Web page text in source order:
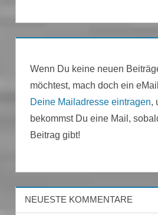
Wenn Du keine neuen
möchtest, mach doch ein
Deine Mailadresse eintragen,
bekommst Du eine Mail,
Beitrag gibt!
NEUESTE KOMMENTARE